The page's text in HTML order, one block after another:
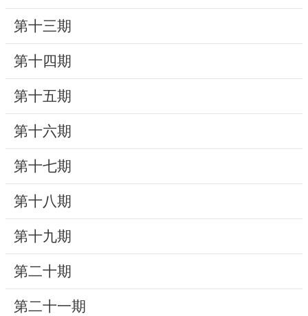
便
民
服
研
究
典
藏
性
別
平
等
政
第十三期
第十四期
第十五期
第十六期
第十七期
第十八期
第十九期
第二十期
第二十一期